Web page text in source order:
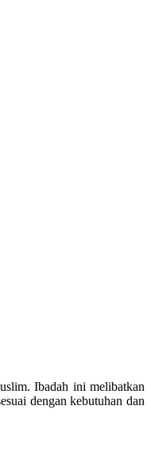
Ibadah ini melibatkan
dengan kebutuhan dan